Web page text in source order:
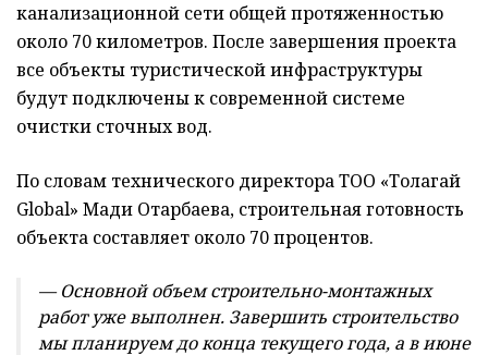
канализационной сети общей протяженностью
около 70 километров. После завершения проекта
все объекты туристической инфраструктуры
будут подключены к современной системе
очистки сточных вод.
По словам технического директора ТОО «Толагай
Global» Мади Отарбаева, строительная готовность
объекта составляет около 70 процентов.
— Основной объем строительно-монтажных
работ уже выполнен. Завершить строительство
мы планируем до конца текущего года, а в июне